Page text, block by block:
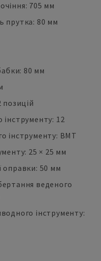
705 мм
прутка: 80 мм
80 мм
позицій
інструменту: 12
інструменту: BMT
25 × 25 мм
оправки: 50 мм
веденого
інструменту: